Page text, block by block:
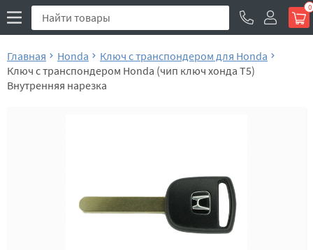
0
Главная Honda
Ключ с транспондером для Honda
Ключ с транспондером Honda (чип ключ хонда T5)
Внутренняя нарезка